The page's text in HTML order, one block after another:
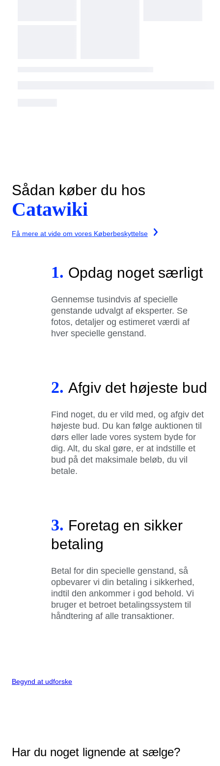
Sådan køber du hos
Catawiki
Få mere at vide om vores Køberbeskyttelse
1. Opdag noget særligt
Gennemse tusindvis af specielle
genstande udvalgt af eksperter. Se
fotos, detaljer og estimeret værdi af
hver specielle genstand.
2. Afgiv det højeste bud
Find noget, du er vild med, og afgiv det
højeste bud. Du kan følge auktionen til
dørs eller lade vores system byde for
dig. Alt, du skal gøre, er at indstille et
bud på det maksimale beløb, du vil
betale.
3. Foretag en sikker
betaling
Betal for din specielle genstand, så
opbevarer vi din betaling i sikkerhed,
indtil den ankommer i god behold. Vi
bruger et betroet betalingssystem til
håndtering af alle transaktioner.
Begynd at udforske
Har du noget lignende at sælge?